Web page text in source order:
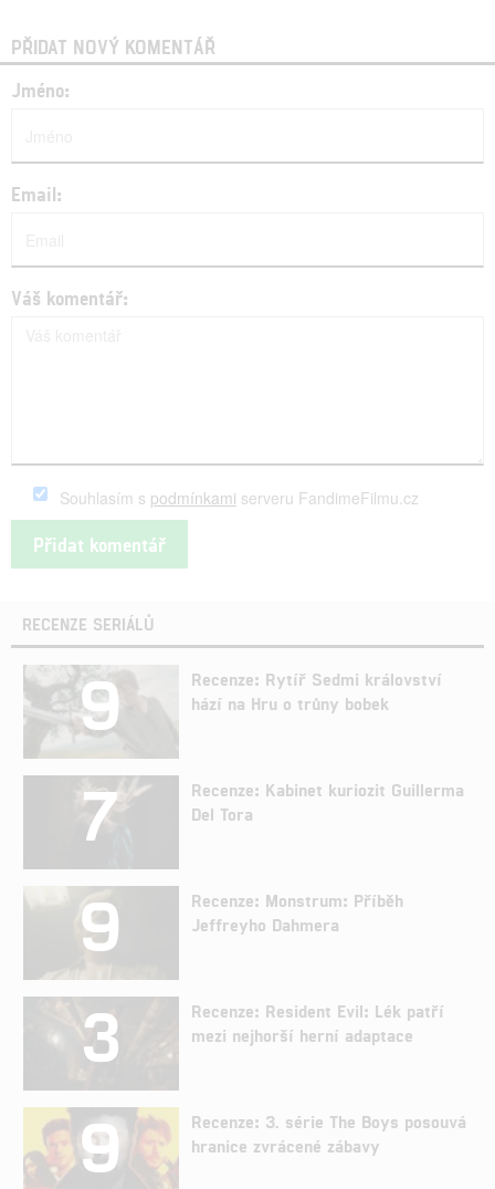
PŘIDAT NOVÝ KOMENTÁŘ
Jméno:
Email:
Váš komentář:
Souhlasím s podmínkami serveru FandimeFilmu.cz
RECENZE SERIÁLŮ
9
Recenze: Rytíř Sedmi království
hází na Hru o trůny bobek
7
Recenze: Kabinet kuriozit Guillerma
Del Tora
9
Recenze: Monstrum: Příběh
Jeffreyho Dahmera
3
Recenze: Resident Evil: Lék patří
mezi nejhorší herní adaptace
9
Recenze: 3. série The Boys posouvá
hranice zvrácené zábavy